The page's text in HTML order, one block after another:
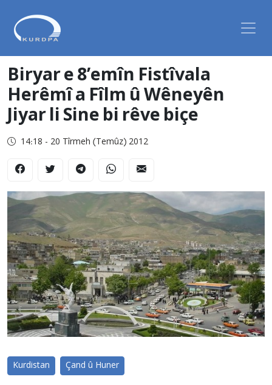
Biryar e 8’emîn Fistîvala
Herêmî a Fîlm û Wêneyên
Jiyar li Sine bi rêve biçe
14:18 - 20 Tîrmeh (Temûz) 2012
Kurdistan Çand û Huner